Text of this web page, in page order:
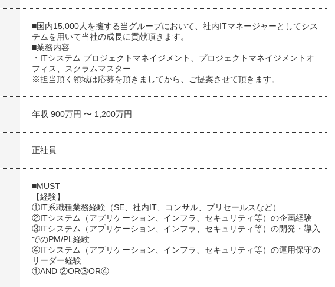
■国内15,000人を擁する当グループにおいて、社内ITマネージャーとしてシス
テムを用いて当社の成長に貢献頂きます。
■業務内容
・ITシステム プロジェクトマネイジメント、プロジェクトマネイジメントオ
フィス、スクラムマスター
※担当頂く領域は応募を頂きましてから、ご提案させて頂きます。
年収 900万円 〜 1,200万円
正社員
■MUST
【経験】
①IT系職種業務経験（SE、社内IT、コンサル、プリセールスなど）
②ITシステム（アプリケーション、インフラ、セキュリティ等）の企画経験
③ITシステム（アプリケーション、インフラ、セキュリティ等）の開発・導入
でのPM/PL経験
④ITシステム（アプリケーション、インフラ、セキュリティ等）の運用保守の
リーダー経験
①AND ②OR③OR④